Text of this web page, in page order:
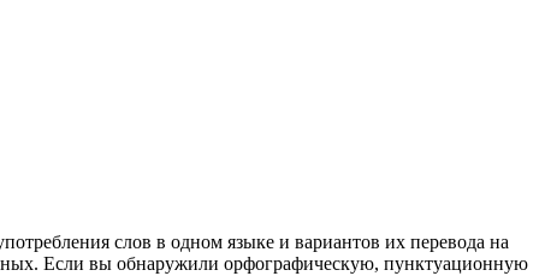
слов в одном языке и вариантов их перевода на
Если вы обнаружили орфографическую, пунктуационную